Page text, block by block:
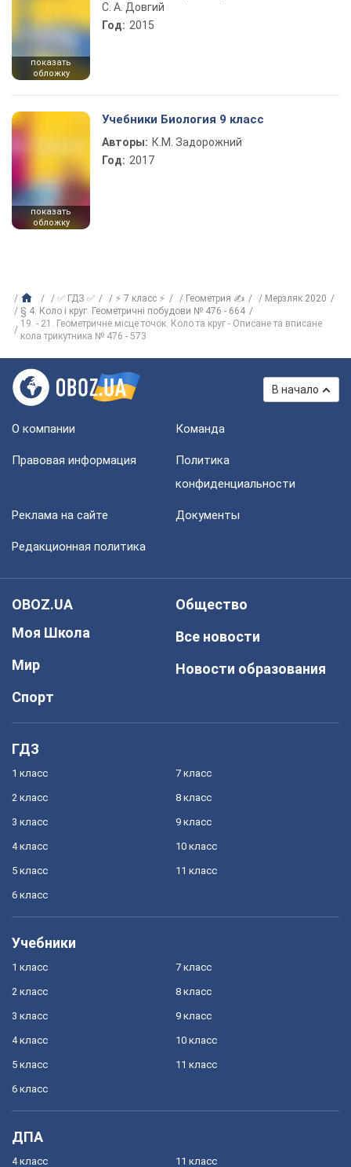
показать
обложку
С. А. Довгий
Год: 2015
показать
обложку
Учебники Биология 9 класс
Авторы: К.М. Задорожний
Год: 2017
✅ ГДЗ ✅ ⚡ 7 класс ⚡ Геометрия ✍
Мерзляк 2020
§ 4. Коло і круг. Геометричні побудови № 476 - 664
19. - 21. Геометричне місце точок. Коло та круг - Описане та вписане
кола трикутника № 476 - 573
В начало
О компании Команда
Правовая информация
Политика
конфиденциальности
Реклама на сайте Документы
Редакционная политика
OBOZ.UA
Моя Школа
Мир
Спорт
Общество
Все новости
Новости образования
ГДЗ
1 класс
2 класс
3 класс
4 класс
5 класс
6 класс
7 класс
8 класс
9 класс
10 класс
11 класс
Учебники
1 класс
2 класс
3 класс
4 класс
5 класс
6 класс
7 класс
8 класс
9 класс
10 класс
11 класс
ДПА
4 класс 11 класс